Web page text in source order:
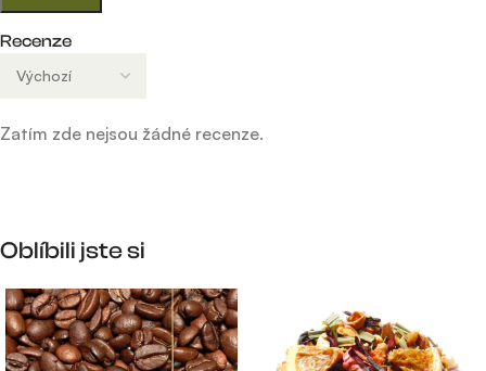
Recenze
Zatím zde nejsou žádné recenze.
Oblíbili jste si